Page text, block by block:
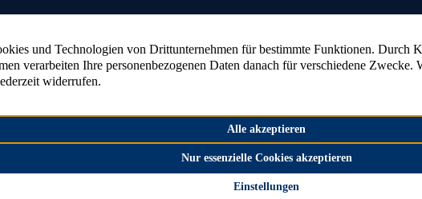
amarc21 Immobilien hat 4,53
Sternen
Wald verkaufen
Bauernhof verkaufen Landhaus verkaufen